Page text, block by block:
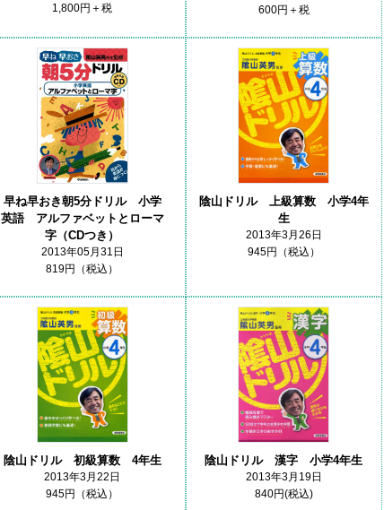
1,800円＋税
600円＋税
早ね早おき朝5分ドリル 小学
英語 アルファベットとローマ
字（CDつき）
2013年05月31日
819円（税込）
陰山ドリル 上級算数 小学4年
生
2013年3月26日
945円（税込）
陰山ドリル 初級算数 4年生
2013年3月22日
945円（税込）
陰山ドリル 漢字 小学4年生
2013年3月19日
840円(税込)